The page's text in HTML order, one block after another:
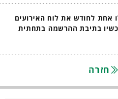
אחת לחודש את לוח האירועים
בתיבת ההרשמה בתחתית
חזרה